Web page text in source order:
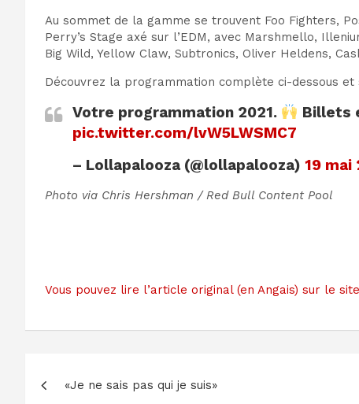
Au sommet de la gamme se trouvent Foo Fighters,
Perry’s Stage axé sur l’EDM, avec Marshmello,
Big Wild, Yellow Claw, Subtronics, Oliver Heldens,
Découvrez la programmation complète ci-dessous
Votre programmation 2021. Billets
pic.twitter.com/lvW5LWSMC7
– Lollapalooza (@lollapalooza) 19 mai
Photo via Chris Hershman / Red Bull Content Pool
Vous pouvez lire l’article original (en Angais) sur le
«Je ne sais pas qui je suis»